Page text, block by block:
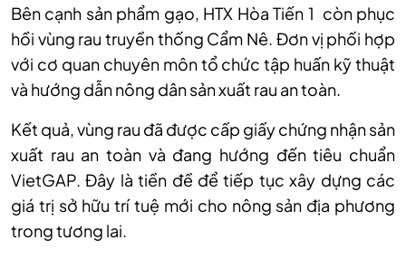
Bên cạnh sản phẩm gạo, HTX Hòa Tiến 1 còn phục
hồi vùng rau truyền thống Cẩm Nê. Đơn vị phối hợp
với cơ quan chuyên môn tổ chức tập huấn kỹ thuật
và hướng dẫn nông dân sản xuất rau an toàn.
Kết quả, vùng rau đã được cấp giấy chứng nhận sản
xuất rau an toàn và đang hướng đến tiêu chuẩn
VietGAP. Đây là tiền đề để tiếp tục xây dựng các
giá trị sở hữu trí tuệ mới cho nông sản địa phương
trong tương lai.